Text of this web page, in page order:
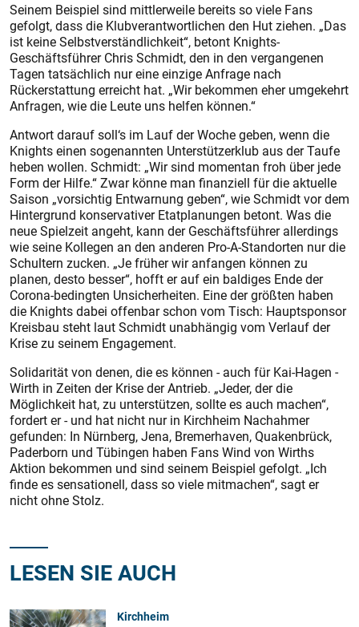
Seinem Beispiel sind mittlerweile bereits so viele Fans
gefolgt, dass die Klubverantwortlichen den Hut ziehen. „Das
ist keine Selbstverständlichkeit“, betont Knights-
Geschäftsführer Chris Schmidt, den in den vergangenen
Tagen tatsächlich nur eine einzige Anfrage nach
Rückerstattung erreicht hat. „Wir bekommen eher umgekehrt
Anfragen, wie die Leute uns helfen können.“
Antwort darauf soll‘s im Lauf der Woche geben, wenn die
Knights einen sogenannten Unterstützerklub aus der Taufe
heben wollen. Schmidt: „Wir sind momentan froh über jede
Form der Hilfe.“ Zwar könne man finanziell für die aktuelle
Saison „vorsichtig Entwarnung geben“, wie ­Schmidt vor dem
Hintergrund konservativer Etatplanungen betont. Was die
neue Spielzeit angeht, kann der Geschäftsführer allerdings
wie seine Kollegen an den anderen Pro-A-Standorten nur die
Schultern zucken. „Je früher wir anfangen können zu
planen, desto besser“, hofft er auf ein baldiges Ende der
Corona-bedingten Unsicherheiten. Eine der größten haben
die Knights dabei offenbar schon vom Tisch: Hauptsponsor
Kreisbau steht laut Schmidt unabhängig vom Verlauf der
Krise zu seinem Engagement.
Solidarität von denen, die es können - auch für Kai-Hagen ­
Wirth in Zeiten der Krise der Antrieb. „Jeder, der die
Möglichkeit hat, zu unterstützen, sollte es auch machen“,
fordert er - und hat nicht nur in Kirchheim Nachahmer
gefunden: In Nürnberg, Jena, Bremerhaven, Quakenbrück,
Paderborn und Tübingen haben Fans Wind von Wirths
Aktion bekommen und sind seinem Beispiel gefolgt. „Ich
finde es sensationell, dass so viele mitmachen“, sagt er
nicht ohne Stolz.
LESEN SIE AUCH
Kirchheim